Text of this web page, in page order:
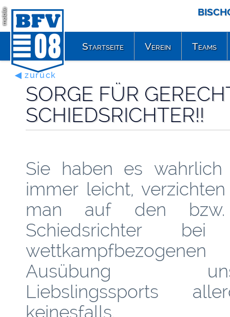
mobile
◀ zurück
SORGE FÜR
SCHIEDSRICHTER!!
Sie haben es wahrlich
immer leicht,
man auf den
Schiedsrichter
wettkampfbezogenen
Ausübung
Liebslingssports
keinesfalls.
Startseite Verein Teams